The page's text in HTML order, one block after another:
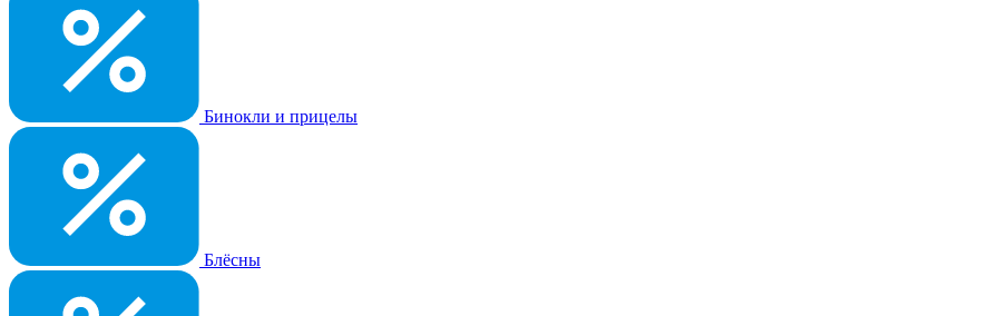
Бинокли и прицелы
Блёсны